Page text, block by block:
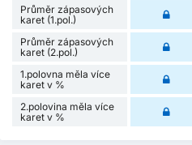
Průměr zápasových
karet (1.pol.)
Průměr zápasových
karet (2.pol.)
1.polovna měla více
karet v %
2.polovina měla více
karet v %